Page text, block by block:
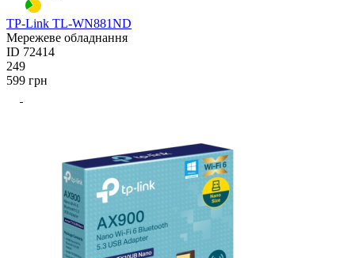
TP-Link TL-WN881ND
Мережеве обладнання
ID 72414
249
599 грн